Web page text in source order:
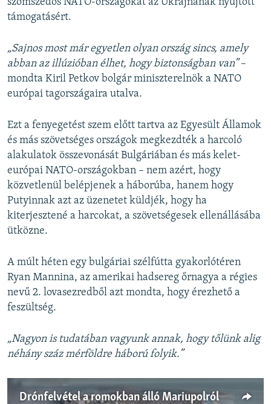
támogatásért.
„Sajnos most már egyetlen olyan ország sincs, amely
abban az illúzióban élhet, hogy biztonságban van”–
mondta Kiril Petkov bolgár miniszterelnök a NATO
európai tagországaira utalva.
Ezt a fenyegetést szem előtt tartva az Egyesült Államok
és más szövetséges országok megkezdték a harcoló
alakulatok összevonását Bulgáriában és más kelet-
európai NATO-országokban – nem azért, hogy
közvetlenül belépjenek a háborúba, hanem hogy
Putyinnak azt az üzenetet küldjék, hogy ha
kiterjesztené a harcokat, a szövetségesek ellenállásába
ütközne.
A múlt héten egy bulgáriai szélfútta gyakorlótéren
Ryan Mannina, az amerikai hadsereg őrnagya a régies
nevű 2. lovasezredből azt mondta, hogy érezhető a
feszültség.
„Nagyon is tudatában vagyunk annak, hogy tőlünk alig
néhány száz mérföldre háború folyik.”
Drónfelvétel a romokban álló Mariupolról